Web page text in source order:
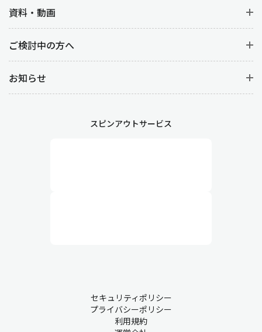
資料・動画
ご検討中の方へ
お知らせ
スピンアウトサービス
セキュリティポリシー
プライバシーポリシー
利用規約